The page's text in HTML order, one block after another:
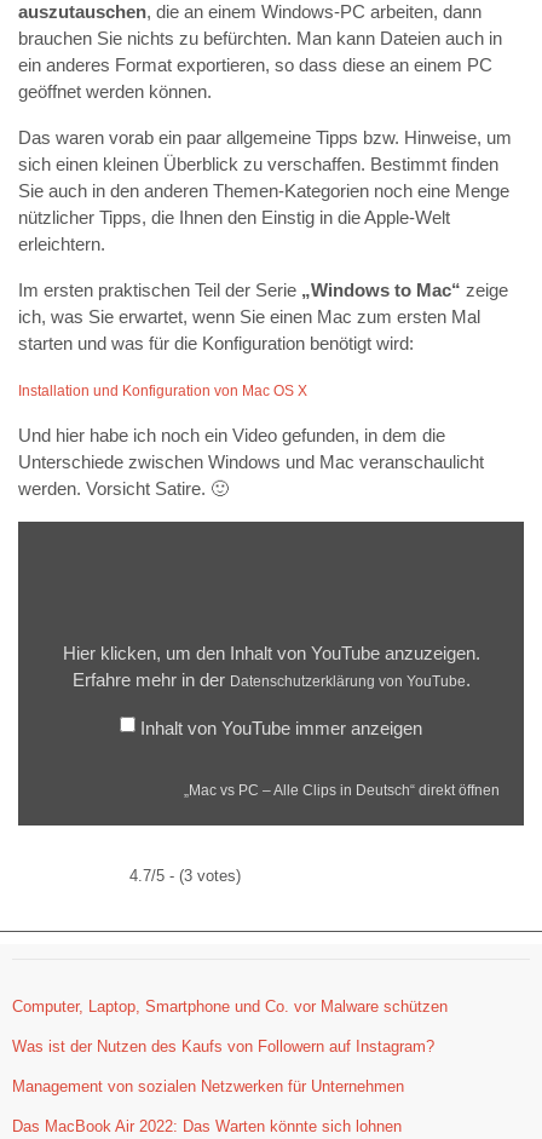
auszutauschen, die an einem Windows-PC arbeiten, dann
brauchen Sie nichts zu befürchten. Man kann Dateien auch in
ein anderes Format exportieren, so dass diese an einem PC
geöffnet werden können.
Das waren vorab ein paar allgemeine Tipps bzw. Hinweise, um
sich einen kleinen Überblick zu verschaffen. Bestimmt finden
Sie auch in den anderen Themen-Kategorien noch eine Menge
nützlicher Tipps, die Ihnen den Einstig in die Apple-Welt
erleichtern.
Im ersten praktischen Teil der Serie „Windows to Mac“ zeige
ich, was Sie erwartet, wenn Sie einen Mac zum ersten Mal
starten und was für die Konfiguration benötigt wird:
Installation und Konfiguration von Mac OS X
Und hier habe ich noch ein Video gefunden, in dem die
Unterschiede zwischen Windows und Mac veranschaulicht
werden. Vorsicht Satire. 🙂
Hier klicken, um den Inhalt von YouTube anzuzeigen.
Erfahre mehr in der Datenschutzerklärung von YouTube.
Inhalt von YouTube immer anzeigen
„Mac vs PC – Alle Clips in Deutsch“ direkt öffnen
4.7/5 - (3 votes)
Computer, Laptop, Smartphone und Co. vor Malware schützen
Was ist der Nutzen des Kaufs von Followern auf Instagram?
Management von sozialen Netzwerken für Unternehmen
Das MacBook Air 2022: Das Warten könnte sich lohnen